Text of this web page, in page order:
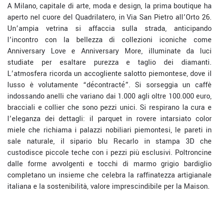
A Milano, capitale di arte, moda e design, la prima boutique ha
aperto nel cuore del Quadrilatero, in Via San Pietro all’Orto 26.
Un’ampia vetrina si affaccia sulla strada, anticipando
l’incontro con la bellezza di collezioni iconiche come
Anniversary Love e Anniversary More, illuminate da luci
studiate per esaltare purezza e taglio dei diamanti.
L’atmosfera ricorda un accogliente salotto piemontese, dove il
lusso è volutamente “décontracté”. Si sorseggia un caffè
indossando anelli che variano dai 1.000 agli oltre 100.000 euro,
bracciali e collier che sono pezzi unici. Si respirano la cura e
l’eleganza dei dettagli: il parquet in rovere intarsiato color
miele che richiama i palazzi nobiliari piemontesi, le pareti in
sale naturale, il sipario blu Recarlo in stampa 3D che
custodisce piccole teche con i pezzi più esclusivi. Poltroncine
dalle forme avvolgenti e tocchi di marmo grigio bardiglio
completano un insieme che celebra la raffinatezza artigianale
italiana e la sostenibilità, valore imprescindibile per la Maison.